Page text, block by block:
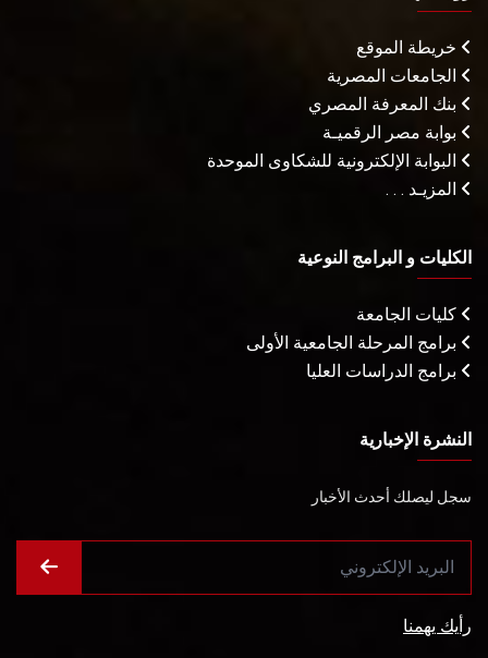
خريطة الموقع
الجامعات المصرية
بنك المعرفة المصري
بوابة مصر الرقميـة
البوابة الإلكترونية للشكاوى الموحدة
المزيـد . . .
الكليات و البرامج النوعية
كليات الجامعة
برامج المرحلة الجامعية الأولى
برامج الدراسات العليا
النشرة الإخبارية
سجل ليصلك أحدث الأخبار
رأيك يهمنا